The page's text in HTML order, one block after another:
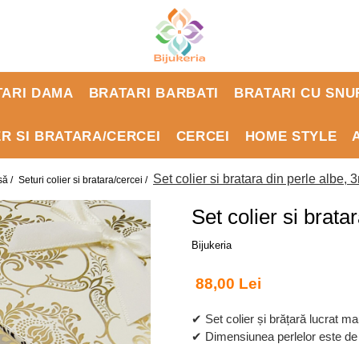
DAMA BRATARI BARBATI BRATARI CU
SI BRATARA/CERCEI CERCEI HOME STYLE
/ Seturi colier si bratara/cercei / Set colier si bratara din perle albe,
Set colier si
Bijukeria
88,00 Lei
✔ Set colier și brățară lucrat
✔ Dimensiunea perlelor este